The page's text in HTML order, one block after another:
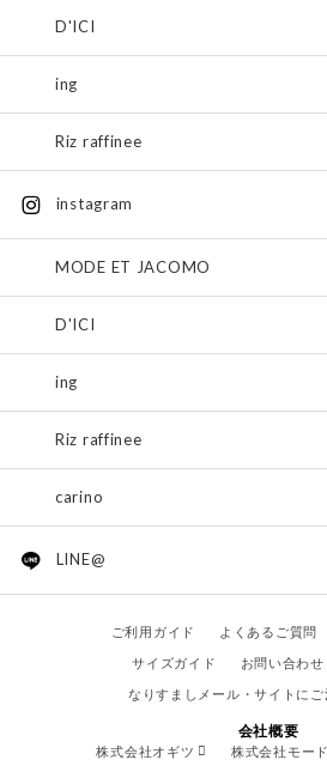
D'ICI
ing
Riz raffinee
instagram
MODE ET JACOMO
D'ICI
ing
Riz raffinee
carino
LINE@
ご利用ガイド よくあるご質問
サイズガイド
お問い合わせ
なりすましメール・サイトに
会社概要
株式会社オギツ 株式会社モー